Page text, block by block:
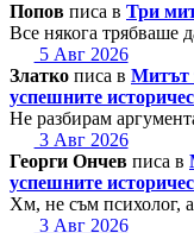
Попов писа в Три
Все някога трябваше
5 Авг 2026
Златко писа в Митът
успешните
Не разбирам
3 Авг 2026
Георги Ончев писа в
успешните
Хм, не съм психолог,
3 Авг 2026